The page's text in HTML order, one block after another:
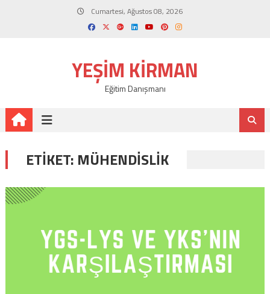
Cumartesi, Ağustos 08, 2026
YEŞIM KIRMAN
Eğitim Danışmanı
ETIKET: MÜHENDISLIK